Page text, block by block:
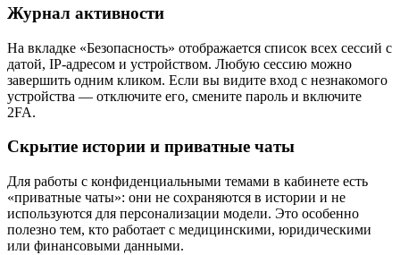
Журнал активности
На вкладке «Безопасность» отображается список всех сессий с
датой, IP-адресом и устройством. Любую сессию можно
завершить одним кликом. Если вы видите вход с незнакомого
устройства — отключите его, смените пароль и включите
2FA.
Скрытие истории и приватные чаты
Для работы с конфиденциальными темами в кабинете есть
«приватные чаты»: они не сохраняются в истории и не
используются для персонализации модели. Это особенно
полезно тем, кто работает с медицинскими, юридическими
или финансовыми данными.